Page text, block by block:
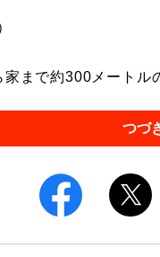
まで約300メートル
つづ